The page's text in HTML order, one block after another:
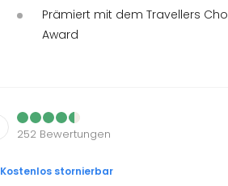
Prämiert mit dem Travellers
Award
252 Bewertungen
Kostenlos stornierbar